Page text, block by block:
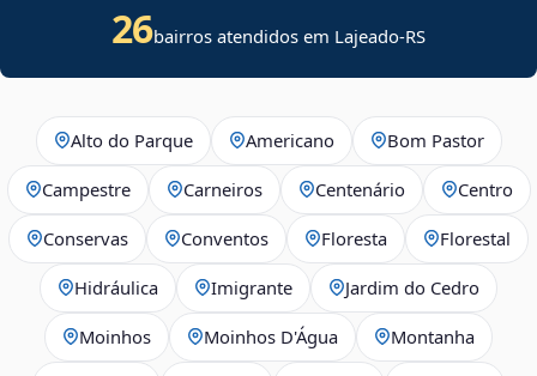
26bairros atendidos em Lajeado-RS
Alto do Parque Americano Bom Pastor
Campestre Carneiros Centenário Centro
Conservas Conventos Floresta Florestal
Hidráulica Imigrante Jardim do Cedro
Moinhos Moinhos D'Água Montanha